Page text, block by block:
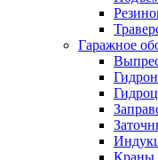
Гаражное
Краны